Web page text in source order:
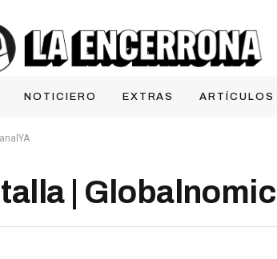
NOTICIERO EXTRAS ARTÍCULOS
|